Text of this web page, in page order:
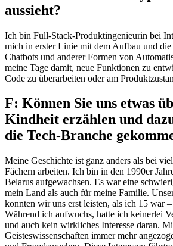
aussieht?
Ich bin Full-Stack-Produktingenieurin bei
mich in erster Linie mit dem Aufbau und die
Chatbots und anderer Formen von
meine Tage damit, neue Funktionen zu
Code zu überarbeiten oder am
F: Können Sie uns etwas
Kindheit erzählen und
die Tech-Branche
Meine Geschichte ist ganz anders als bei
Fächern arbeiten. Ich bin in den 1990er
Belarus aufgewachsen. Es war eine
mein Land als auch für meine Familie.
konnten wir uns erst leisten, als ich 15 war
Während ich aufwuchs, hatte ich keinerlei
und auch kein wirkliches Interesse daran.
Geisteswissenschaften immer mehr